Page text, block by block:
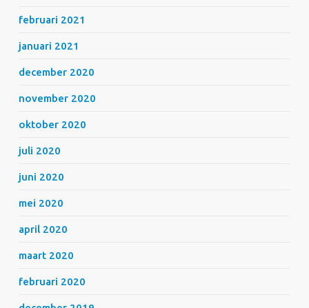
februari 2021
januari 2021
december 2020
november 2020
oktober 2020
juli 2020
juni 2020
mei 2020
april 2020
maart 2020
februari 2020